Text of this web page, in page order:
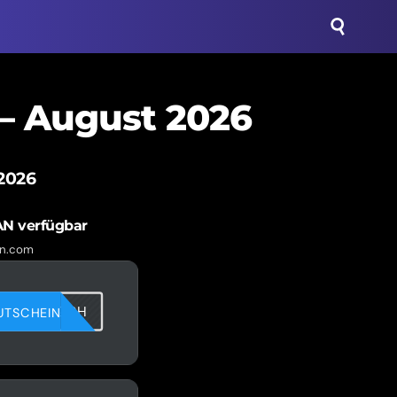
August 2026
verfügbar
6R1V00QRH